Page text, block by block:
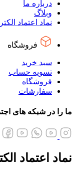
درباره ما
وبلاگ
نماد اعتماد
فروشگاه
سبد خرید
تسویه حساب
فروشگاه
سفارشات
ما را در شبکه های
نماد اعتماد